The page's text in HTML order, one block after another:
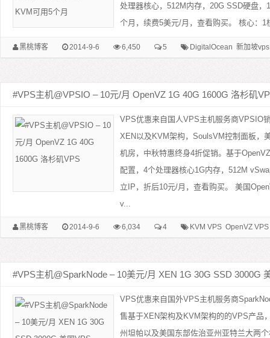
处理器核心，512M内存，20G SSD硬盘
个月，续费5美元/月，查看购买。 核心：
黑桃博客 2014-9-6 6,450 5 DigitalOcean 新加坡vps
#VPS主机@VPSIO – 10元/月 OpenVZ 1G 40G 1600G 洛杉矶
VPS优惠来自国人VPS主机服务商VPSIO
XEN以及KVM架构，SoulsVM控制面板，
机房，中秋特惠终身4折促销。基于
配置，4个处理器核心1G内存，512M
立IP，折后10元/月，查看购买。 美国
v...
黑桃博客 2014-9-6 6,034 4 KVM VPS OpenVZ VPS
#VPS主机@SparkNode – 10美元/月 XEN 1G 30G SSD 3000G
VPS优惠来自国外VPS主机服务商
售基于XEN架构及KVM架构的的VPS产品
州坦帕以及美国东部佐治亚州亚特兰大两